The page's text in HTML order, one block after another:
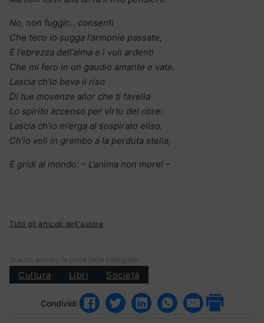
No, non fuggir… consenti
Che teco io sugga l’armonie passate,
E l’ebrezza dell’alma e i voli ardenti
Che mi fero in un gaudio amante e vate.
Lascia ch’io beva il riso
Di tue movenze allor che ti favella
Lo spirito accenso per virtu del core:
Lascia ch’io m’erga al sospirato eliso,
Ch’io voli in grembo a la perduta stella,
E gridi al mondo: – L’anima non more! –
Tutti gli articoli dell'autore
Questo articolo fa parte delle categorie:
Cultura Libri Società
Condividi